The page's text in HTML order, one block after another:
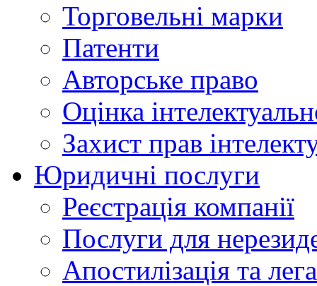
Торговельні марки
Патенти
Авторське право
Оцінка
Захист прав
Юридичні послуги
Реєстрація компанії
Послуги для
Апостилізація та